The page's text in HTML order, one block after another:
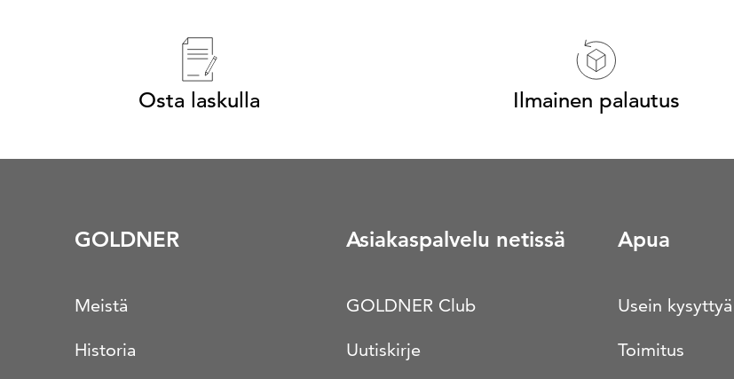
Osta laskulla Ilmainen palautus
GOLDNER
Meistä
Historia
Asiakaspalvelu netissä
GOLDNER Club
Uutiskirje
Apua
Usein kysyttyä
Toimitus